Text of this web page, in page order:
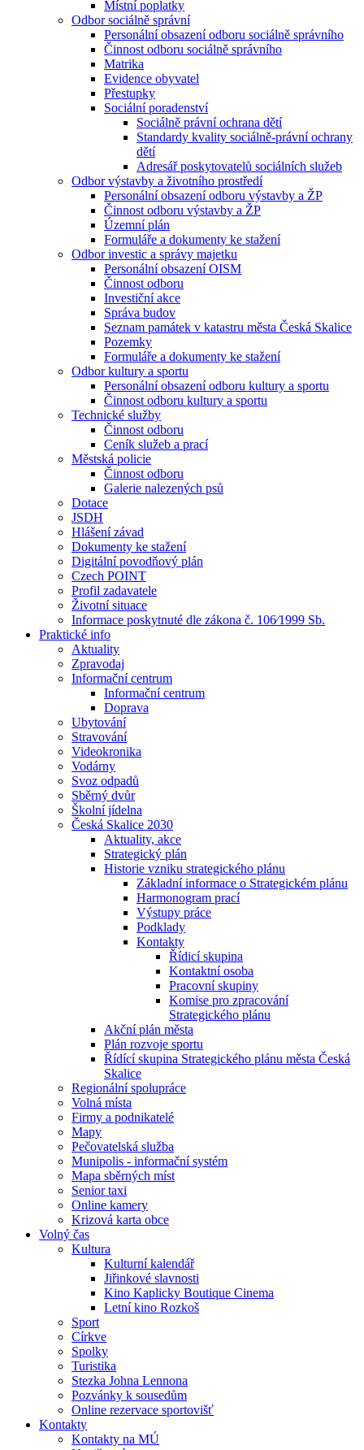
Místní poplatky
Odbor sociálně správní
Personální obsazení odboru sociálně správního
Činnost odboru sociálně správního
Matrika
Evidence obyvatel
Přestupky
Sociální poradenství
Sociálně právní ochrana dětí
Standardy kvality sociálně-právní ochrany
dětí
Adresář poskytovatelů sociálních služeb
Odbor výstavby a životního prostředí
Personální obsazení odboru výstavby a ŽP
Činnost odboru výstavby a ŽP
Územní plán
Formuláře a dokumenty ke stažení
Odbor investic a správy majetku
Personální obsazení OISM
Činnost odboru
Investiční akce
Správa budov
Seznam památek v katastru města Česká Skalice
Pozemky
Formuláře a dokumenty ke stažení
Odbor kultury a sportu
Personální obsazení odboru kultury a sportu
Činnost odboru kultury a sportu
Technické služby
Činnost odboru
Ceník služeb a prací
Městská policie
Činnost odboru
Galerie nalezených psů
Dotace
JSDH
Hlášení závad
Dokumenty ke stažení
Digitální povodňový plán
Czech POINT
Profil zadavatele
Životní situace
Informace poskytnuté dle zákona č. 106⁄1999 Sb.
Praktické info
Aktuality
Zpravodaj
Informační centrum
Informační centrum
Doprava
Ubytování
Stravování
Videokronika
Vodárny
Svoz odpadů
Sběrný dvůr
Školní jídelna
Česká Skalice 2030
Aktuality, akce
Strategický plán
Historie vzniku strategického plánu
Základní informace o Strategickém plánu
Harmonogram prací
Výstupy práce
Podklady
Kontakty
Řídicí skupina
Kontaktní osoba
Pracovní skupiny
Komise pro zpracování
Strategického plánu
Akční plán města
Plán rozvoje sportu
Řídící skupina Strategického plánu města Česká
Skalice
Regionální spolupráce
Volná místa
Firmy a podnikatelé
Mapy
Pečovatelská služba
Munipolis - informační systém
Mapa sběrných míst
Senior taxi
Online kamery
Krizová karta obce
Volný čas
Kultura
Kulturní kalendář
Jiřinkové slavnosti
Kino Kaplicky Boutique Cinema
Letní kino Rozkoš
Sport
Církve
Spolky
Turistika
Stezka Johna Lennona
Pozvánky k sousedům
Online rezervace sportovišť
Kontakty
Kontakty na MÚ